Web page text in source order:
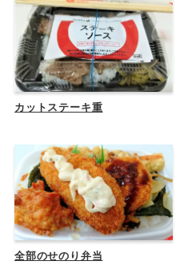
カットステーキ重
全部のせのり弁当